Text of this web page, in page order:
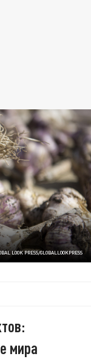
LOOK PRESS/GLOBALLOOKPRESS
мира